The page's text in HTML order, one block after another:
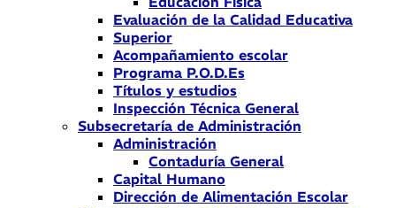
Evaluación de la Calidad Educativa
Superior
Acompañamiento escolar
Programa P.O.D.Es
Títulos y estudios
Inspección Técnica General
Subsecretaría de Administración
Administración
Contaduría General
Capital Humano
Dirección de Alimentación Escolar